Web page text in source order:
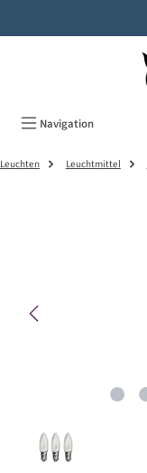
Navigation
Leuchten Leuchtmittel